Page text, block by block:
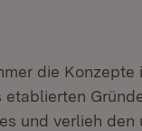
die Konzepte
und verlieh den